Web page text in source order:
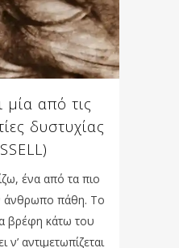
μία από τις
δυστυχίας
ένα από τα πιο
άνθρωπο πάθη. Το
βρέφη κάτω του
ν’ αντιμετωπίζεται